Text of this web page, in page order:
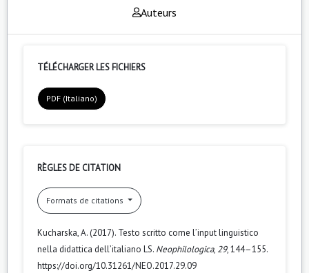
Auteurs
TÉLÉCHARGER LES FICHIERS
PDF (Italiano)
RÈGLES DE CITATION
Formats de citations
Kucharska, A. (2017). Testo scritto come l’input linguistico
nella didattica dell’italiano LS. Neophilologica, 29, 144–155.
https://doi.org/10.31261/NEO.2017.29.09